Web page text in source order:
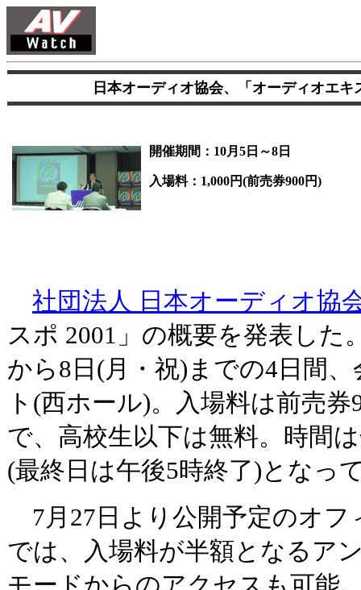
日本オーディオ協会、「オーディオエキ
開催期間：10月5日～8日
入場料：1,000円(前売券900円)
社団法人 日本オーディオ協
スポ 2001」の概要を発表した
から8日(月・祝)までの4日間
ト(西ホール)。入場料は前売
で、高校生以下は無料。時間
(最終日は午後5時終了)となっ
7月27日より公開予定のオフ
では、入場料が半額となるア